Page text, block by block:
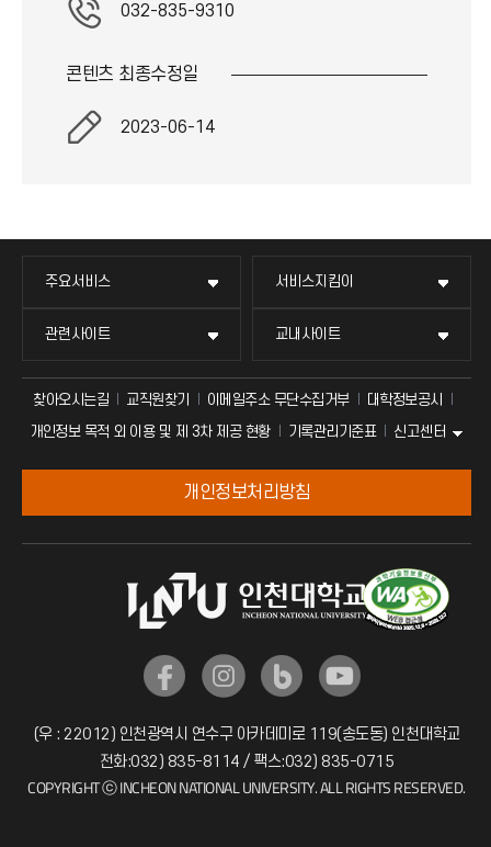
032-835-9310
콘텐츠 최종수정일
2023-06-14
주요서비스 서비스지킴이
관련사이트 교내사이트
찾아오시는길 교직원찾기 이메일주소 무단수집거부
대학정보공시
개인정보 목적 외 이용 및 제 3차 제공 현황
기록관리기준표 신고센터
개인정보처리방침
(우 : 22012) 인천광역시 연수구 아카데미로 119(송도동) 인천대학교
전화:032) 835-8114 / 팩스:032) 835-0715
COPYRIGHT ⓒ INCHEON NATIONAL UNIVERSITY. ALL RIGHTS RESERVED.